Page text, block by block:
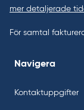
mer detaljerade
För samtal
Navigera
Kontaktuppgifter